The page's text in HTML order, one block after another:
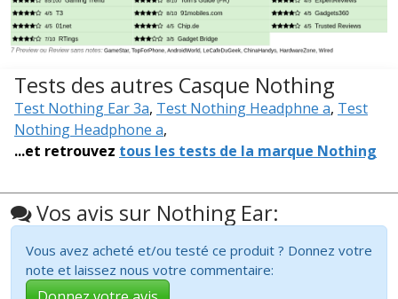
Tests des autres Casque Nothing
Test Nothing Ear 3a, Test Nothing Headphne a, Test
Nothing Headphone a,
...et retrouvez tous les tests de la marque Nothing
Vos avis sur Nothing Ear:
Vous avez acheté et/ou testé ce produit ? Donnez votre
note et laissez nous votre commentaire: